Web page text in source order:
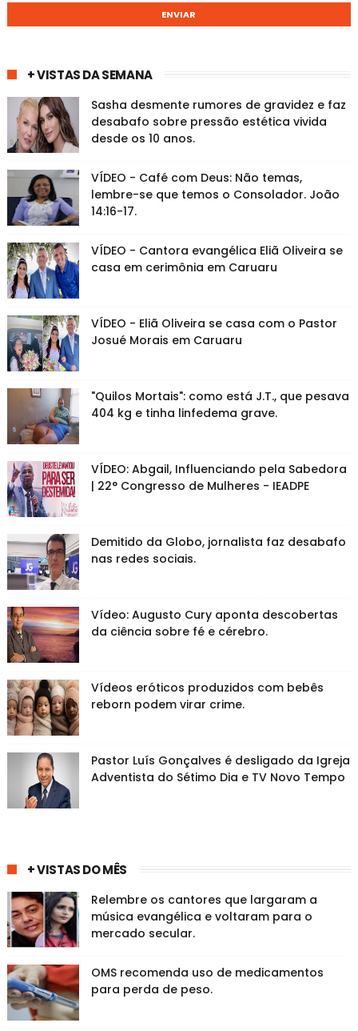
+ VISTAS DA SEMANA
Sasha desmente rumores de gravidez e faz
desabafo sobre pressão estética vivida
desde os 10 anos.
VÍDEO - Café com Deus: Não temas,
lembre-se que temos o Consolador. João
14:16-17.
VÍDEO - Cantora evangélica Eliã Oliveira se
casa em cerimônia em Caruaru
VÍDEO - Eliã Oliveira se casa com o Pastor
Josué Morais em Caruaru
"Quilos Mortais": como está J.T., que pesava
404 kg e tinha linfedema grave.
VÍDEO: Abgail, Influenciando pela Sabedora
| 22° Congresso de Mulheres - IEADPE
Demitido da Globo, jornalista faz desabafo
nas redes sociais.
Vídeo: Augusto Cury aponta descobertas
da ciência sobre fé e cérebro.
Vídeos eróticos produzidos com bebês
reborn podem virar crime.
Pastor Luís Gonçalves é desligado da Igreja
Adventista do Sétimo Dia e TV Novo Tempo
+ VISTAS DO MÊS
Relembre os cantores que largaram a
música evangélica e voltaram para o
mercado secular.
OMS recomenda uso de medicamentos
para perda de peso.